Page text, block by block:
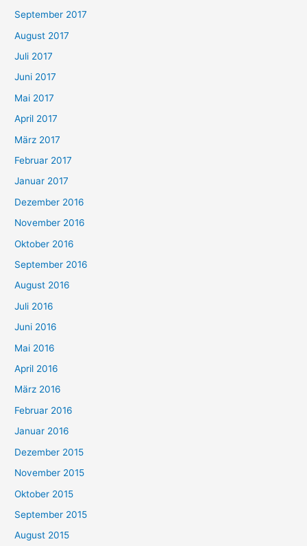
September 2017
August 2017
Juli 2017
Juni 2017
Mai 2017
April 2017
März 2017
Februar 2017
Januar 2017
Dezember 2016
November 2016
Oktober 2016
September 2016
August 2016
Juli 2016
Juni 2016
Mai 2016
April 2016
März 2016
Februar 2016
Januar 2016
Dezember 2015
November 2015
Oktober 2015
September 2015
August 2015